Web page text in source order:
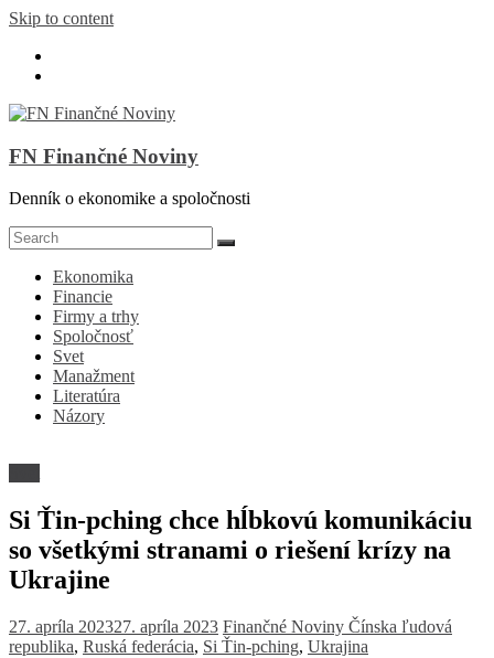
Skip to content
FN Finančné Noviny
Denník o ekonomike a spoločnosti
Ekonomika
Financie
Firmy a trhy
Spoločnosť
Svet
Manažment
Literatúra
Názory
Si Ťin-pching chce hĺbkovú komunikáciu
so všetkými stranami o riešení krízy na
Ukrajine
27. apríla 202327. apríla 2023 Finančné Noviny Čínska ľudová
republika, Ruská federácia, Si Ťin-pching, Ukrajina